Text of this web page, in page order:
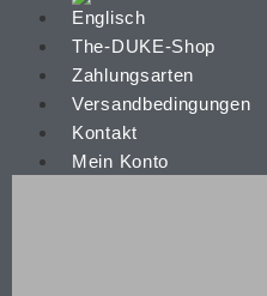
The-DUKE-Shop
Zahlungsarten
Versandbedingungen
Kontakt
Mein Konto